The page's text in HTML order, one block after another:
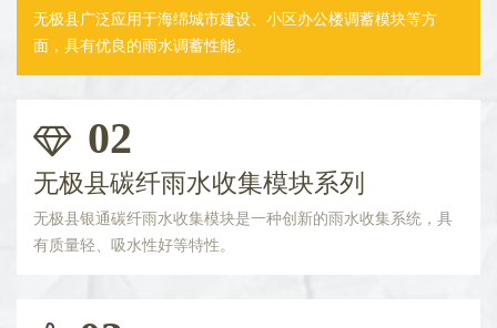
无极县广泛应用于海绵城市建设、小区办公楼调蓄模块等方
面，具有优良的雨水调蓄性能。
02
无极县碳纤雨水收集模块系列
无极县银通碳纤雨水收集模块是一种创新的雨水收集系统，具
有质量轻、吸水性好等特性。